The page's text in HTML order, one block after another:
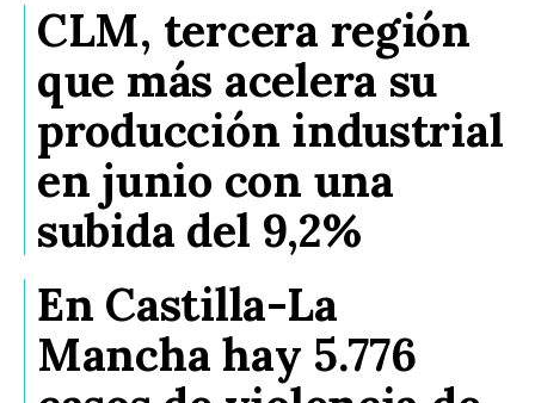
CLM, tercera región
que más acelera su
producción industrial
en junio con una
subida del 9,2%
En Castilla-La
Mancha hay 5.776